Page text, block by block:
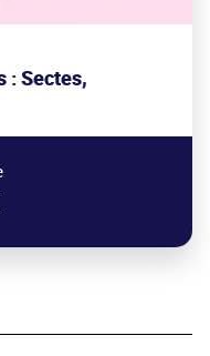
: Sectes,